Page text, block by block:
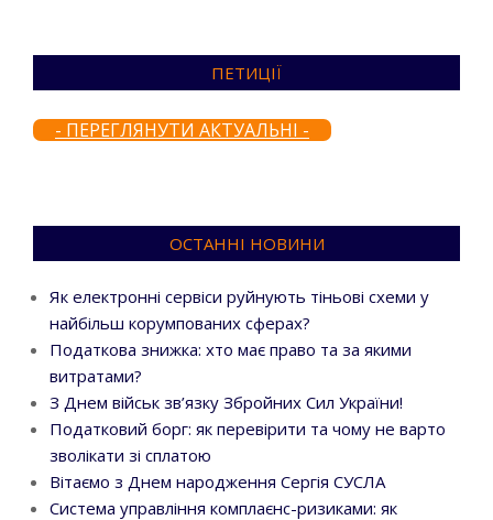
ПЕТИЦІЇ
- ПЕРЕГЛЯНУТИ АКТУАЛЬНІ -
ОСТАННІ НОВИНИ
Як електронні сервіси руйнують тіньові схеми у
найбільш корумпованих сферах?
Податкова знижка: хто має право та за якими
витратами?
З Днем військ зв’язку Збройних Сил України!
Податковий борг: як перевірити та чому не варто
зволікати зі сплатою
Вітаємо з Днем народження Сергія СУСЛА
Система управління комплаєнс-ризиками: як